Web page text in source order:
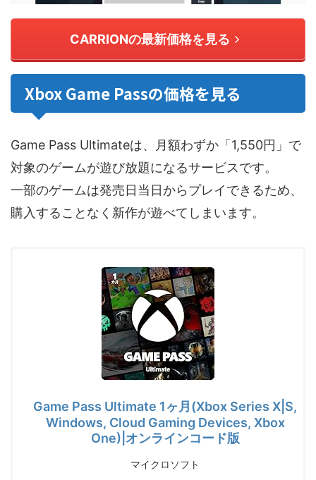
CARRIONの最新価格を見る
Xbox Game Passの価格を見る
Game Pass Ultimateは、月額わずか「1,550円」で
対象のゲームが遊び放題になるサービスです。
一部のゲームは発売日当日からプレイできるため、
購入することなく新作が遊べてしまいます。
Game Pass Ultimate 1ヶ月(Xbox Series X|S,
Windows, Cloud Gaming Devices, Xbox
One)|オンラインコード版
マイクロソフト